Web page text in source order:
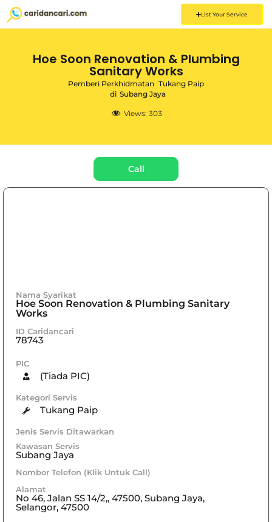
List Your Service
Hoe Soon Renovation & Plumbing
Sanitary Works
Pemberi Perkhidmatan Tukang Paip
di Subang Jaya
Views: 303
Call
Nama Syarikat
Hoe Soon Renovation & Plumbing Sanitary
Works
ID Caridancari
78743
PIC
(Tiada PIC)
Kategori Servis
Tukang Paip
Jenis Servis Ditawarkan
Kawasan Servis
Subang Jaya
Nombor Telefon (Klik Untuk Call)
Alamat
No 46, Jalan SS 14/2,, 47500, Subang Jaya,
Selangor, 47500